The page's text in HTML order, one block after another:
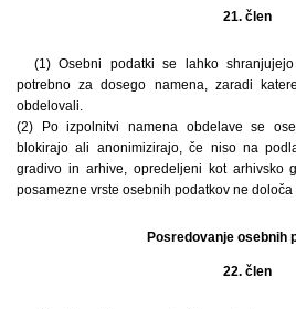
21. člen
(1) Osebni podatki se lahko
potrebno za dosego namena, zaradi
obdelovali.
(2) Po izpolnitvi namena obdelave se
blokirajo ali anonimizirajo, če niso na
gradivo in arhive, opredeljeni kot arhivsko
posamezne vrste osebnih podatkov ne določa
Posredovanje osebnih
22. člen